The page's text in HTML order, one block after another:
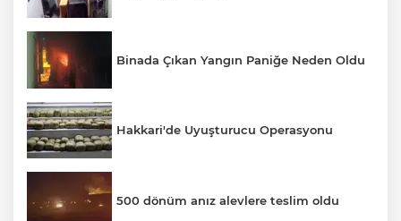
Binada Çıkan Yangın Paniğe Neden Oldu
Hakkari'de Uyuşturucu Operasyonu
500 dönüm anız alevlere teslim oldu